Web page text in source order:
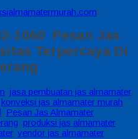
/
1060 Pesan Jas
Terpercaya Di
, jasa pembuatan jas almamater,
konveksi jas almamater murah,
, Pesan Jas Almamater
, produksi jas almamater
, vendor jas almamater